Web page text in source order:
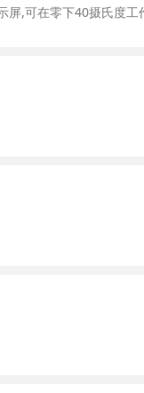
屏,可在零下40摄氏度工